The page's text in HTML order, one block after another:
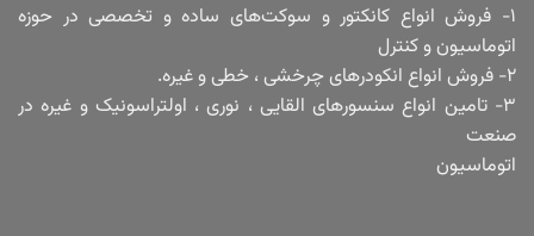
۱- فروش انواع کانکتور و سوکت‌های ساده و تخصصی در حوزه
اتوماسیون و کنترل
۲- فروش انواع انکودرهای چرخشی ، خطی و غیره.
۳- تامین انواع سنسورهای القایی ، نوری ، اولتراسونیک و غیره در
صنعت
اتوماسیون